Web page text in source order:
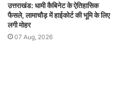
उत्तराखंड: धामी कैबिनेट के ऐतिहासिक
फैसले, लामाचौड़ में हाईकोर्ट की भूमि के लिए
लगी मोहर
07 Aug, 2026